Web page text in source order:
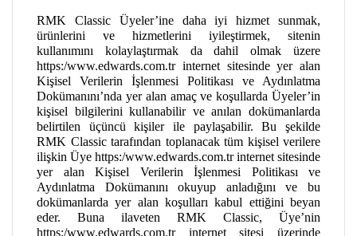
RMK Classic Üyeler’ine daha iyi hizmet sunmak,
ürünlerini ve hizmetlerini iyileştirmek, sitenin
kullanımını kolaylaştırmak da dahil olmak üzere
https:/www.edwards.com.tr internet sitesinde yer alan
Kişisel Verilerin İşlenmesi Politikası ve Aydınlatma
Dokümanını’nda yer alan amaç ve koşullarda Üyeler’in
kişisel bilgilerini kullanabilir ve anılan dokümanlarda
belirtilen üçüncü kişiler ile paylaşabilir. Bu şekilde
RMK Classic tarafından toplanacak tüm kişisel verilere
ilişkin Üye https:/www.edwards.com.tr internet sitesinde
yer alan Kişisel Verilerin İşlenmesi Politikası ve
Aydınlatma Dokümanını okuyup anladığını ve bu
dokümanlarda yer alan koşulları kabul ettiğini beyan
eder. Buna ilaveten RMK Classic, Üye’nin
https:/www.edwards.com.tr internet sitesi üzerinde